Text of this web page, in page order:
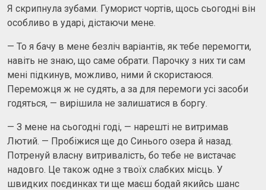
Я скрипнула зубами. Гуморист чортів, щось сьогодні він
особливо в ударі, дістаючи мене.
— То я бачу в мене безліч варіантів, як тебе перемогти,
навіть не знаю, що саме обрати. Парочку з них ти сам
мені підкинув, можливо, ними й скористаюся.
Переможця ж не судять, а за для перемоги усі засоби
годяться, — вирішила не залишатися в боргу.
— З мене на сьогодні годі, — нарешті не витримав
Лютий. — Пробіжися ще до Синього озера й назад.
Потренуй власну витривалість, бо тебе не вистачає
надовго. Це також одне з твоїх слабких місць. У
швидких поєдинках ти ще маєш бодай якийсь шанс